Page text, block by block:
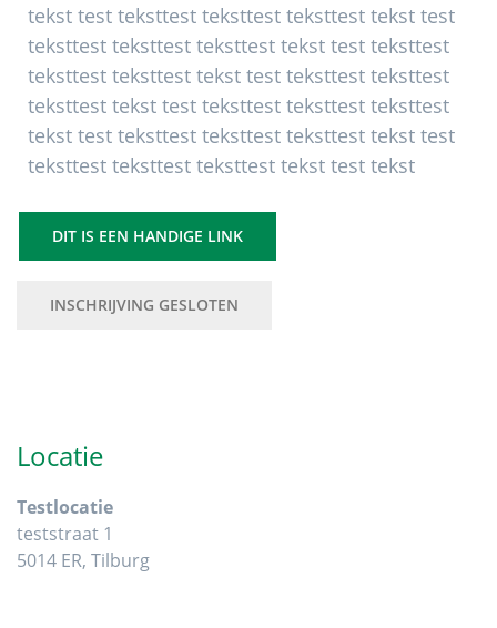
tekst test teksttest teksttest teksttest tekst test
teksttest teksttest teksttest tekst test teksttest
teksttest teksttest tekst test teksttest teksttest
teksttest tekst test teksttest teksttest teksttest
tekst test teksttest teksttest teksttest tekst test
teksttest teksttest teksttest tekst test tekst
DIT IS EEN HANDIGE LINK
INSCHRIJVING GESLOTEN
Locatie
Testlocatie
teststraat 1
5014 ER, Tilburg